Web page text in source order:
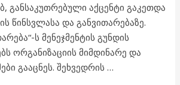
განსაკუთრებული აქცენტი გაკეთდა
წინსვლასა და განვითარებაზე.
ს მენეჯმენტის გუნდის
ორგანიზაციის მიმდინარე და
გააცნეს. შეხვედრის …